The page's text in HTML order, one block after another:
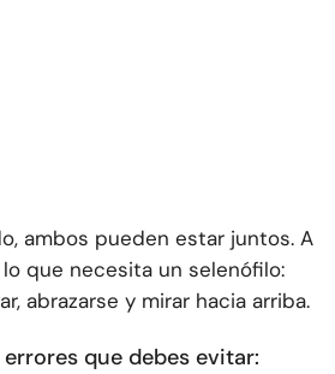
ambos pueden estar juntos. A
que necesita un selenófilo:
abrazarse y mirar hacia arriba.
que debes evitar: